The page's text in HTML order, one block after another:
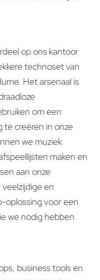
op ons kantoor
technoset van
Het arsenaal is
om een
te creëren in onze
we muziek
maken en
aan onze
en
oplossing voor een
we nodig hebben.
business tools en